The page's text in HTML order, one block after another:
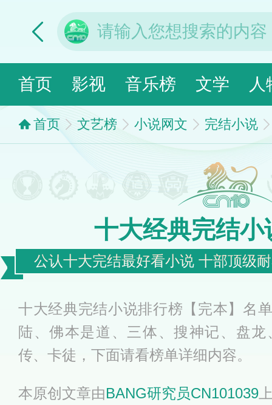
首页 影视 音乐榜 文学 人
首页 文艺榜 小说网文 完结小说
十大经典完结小
公认十大完结最好看小说 十部顶级
十大经典完结小说排行榜【完本】名
陆、佛本是道、三体、搜神记、盘
传、卡徒，下面请看榜单详细内容。
本原创文章由BANG研究员CN101039